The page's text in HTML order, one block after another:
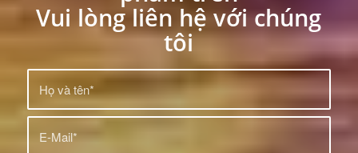
Vui lòng liên hệ với chúng
tôi